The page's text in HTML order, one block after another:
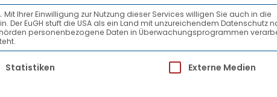
Ihrer Einwilligung zur Nutzung dieser Services willigen Sie auch in die
Der EuGH stuft die USA als ein Land mit unzureichendem Datenschutz
personenbezogene Daten in Überwachungsprogrammen
die eine Einwilligung erteilt werden
Statistiken Externe Medien